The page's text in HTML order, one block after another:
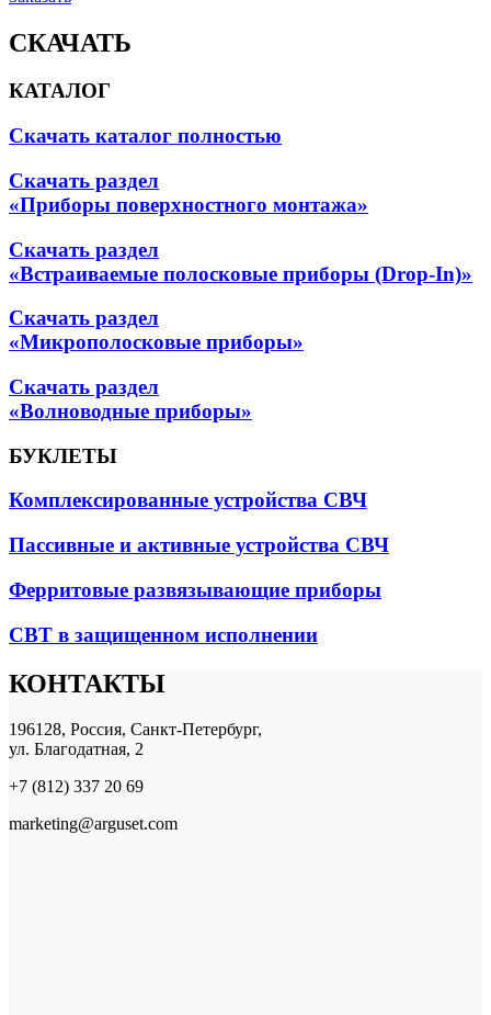
СКАЧАТЬ
КАТАЛОГ
Скачать каталог полностью
Скачать раздел
«Приборы поверхностного монтажа»
Скачать раздел
«Встраиваемые полосковые приборы (Drop-In)»
Скачать раздел
«Микрополосковые приборы»
Скачать раздел
«Волноводные приборы»
БУКЛЕТЫ
Комплексированные устройства СВЧ
Пассивные и активные устройства СВЧ
Ферритовые развязывающие приборы
СВТ в защищенном исполнении
КОНТАКТЫ
196128, Россия, Санкт-Петербург,
ул. Благодатная, 2
+7 (812) 337 20 69
marketing@arguset.com